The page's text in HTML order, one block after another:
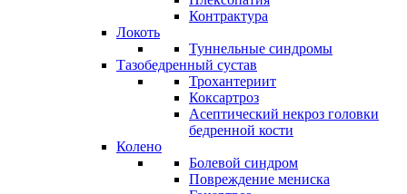
Контрактура
Локоть
Туннельные синдромы
Тазобедренный сустав
Трохантериит
Коксартроз
Асептический некроз головки
бедренной кости
Колено
Болевой синдром
Повреждение мениска